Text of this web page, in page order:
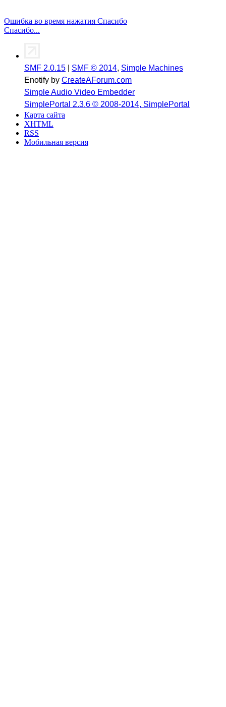
Ошибка во время нажатия Спасибо
Спасибо...
SMF 2.0.15 SMF © 2014, Simple Machines
Enotify by CreateAForum.com
Simple Audio Video Embedder
SimplePortal 2.3.6 © 2008-2014, SimplePortal
Карта сайта
XHTML
RSS
Мобильная версия